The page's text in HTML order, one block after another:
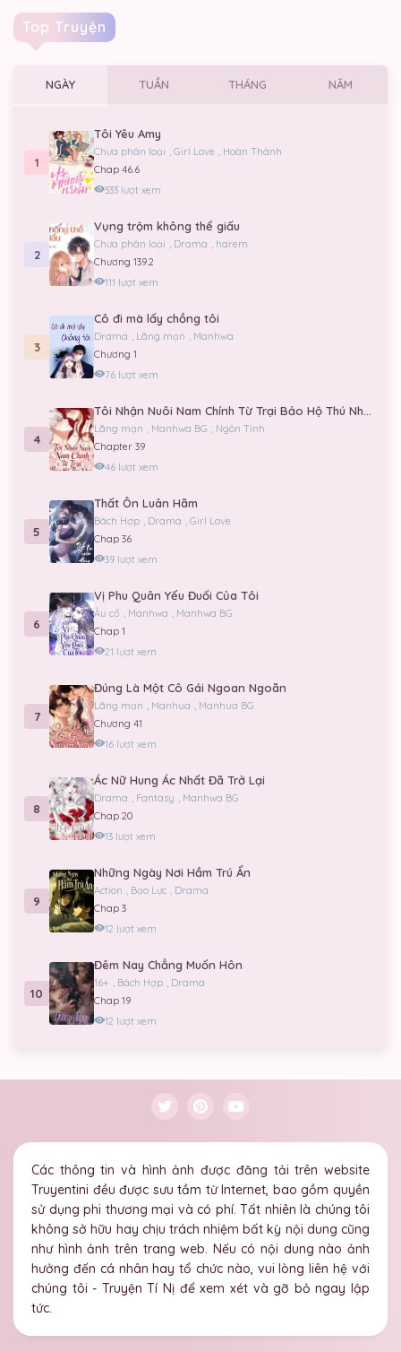
Top Truyện
NGÀY TUẦN THÁNG NĂM
1
Tôi Yêu Amy
Chưa phân loại , Girl Love , Hoàn Thành
Chap 46.6
333 lượt xem
2
Vụng trộm không thể giấu
Chưa phân loại , Drama , harem
Chương 139.2
111 lượt xem
3
Cô đi mà lấy chồng tôi
Drama , Lãng mạn , Manhwa
Chương 1
76 lượt xem
4
Tôi Nhận Nuôi Nam Chính Từ Trại Bảo Hộ Thú Nhân.
Lãng mạn , Manhwa BG , Ngôn Tình
Chapter 39
46 lượt xem
5
Thất Ôn Luân Hãm
Bách Hợp , Drama , Girl Love
Chap 36
39 lượt xem
6
Vị Phu Quân Yếu Đuối Của Tôi
Âu cổ , Manhwa , Manhwa BG
Chap 1
21 lượt xem
7
Đúng Là Một Cô Gái Ngoan Ngoãn
Lãng mạn , Manhua , Manhua BG
Chương 41
16 lượt xem
8
Ác Nữ Hung Ác Nhất Đã Trở Lại
Drama , Fantasy , Manhwa BG
Chap 20
13 lượt xem
9
Những Ngày Nơi Hầm Trú Ẩn
Action , Bạo Lực , Drama
Chap 3
12 lượt xem
10
Đêm Nay Chẳng Muốn Hôn
16+ , Bách Hợp , Drama
Chap 19
12 lượt xem
Các thông tin và hình ảnh được đăng tải trên website
Truyentini đều được sưu tầm từ Internet, bao gồm quyền
sử dụng phi thương mại và có phí. Tất nhiên là chúng tôi
không sở hữu hay chịu trách nhiệm bất kỳ nội dung cũng
như hình ảnh trên trang web. Nếu có nội dung nào ảnh
hưởng đến cá nhân hay tổ chức nào, vui lòng liên hệ với
chúng tôi - Truyện Tí Nị để xem xét và gỡ bỏ ngay lập
tức.